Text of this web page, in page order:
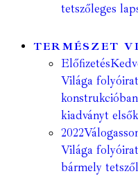
tetszőleges
TERMÉSZET
Előfizetés
Világa
kiadványt
2022
Világa
bármely